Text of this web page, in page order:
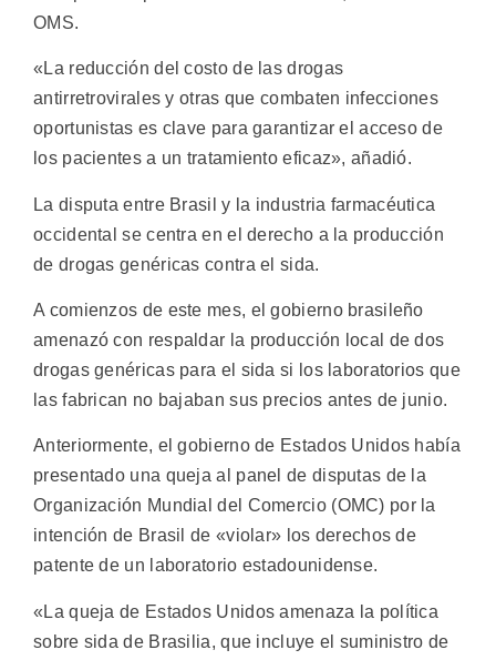
OMS.
«La reducción del costo de las drogas
antirretrovirales y otras que combaten infecciones
oportunistas es clave para garantizar el acceso de
los pacientes a un tratamiento eficaz», añadió.
La disputa entre Brasil y la industria farmacéutica
occidental se centra en el derecho a la producción
de drogas genéricas contra el sida.
A comienzos de este mes, el gobierno brasileño
amenazó con respaldar la producción local de dos
drogas genéricas para el sida si los laboratorios que
las fabrican no bajaban sus precios antes de junio.
Anteriormente, el gobierno de Estados Unidos había
presentado una queja al panel de disputas de la
Organización Mundial del Comercio (OMC) por la
intención de Brasil de «violar» los derechos de
patente de un laboratorio estadounidense.
«La queja de Estados Unidos amenaza la política
sobre sida de Brasilia, que incluye el suministro de